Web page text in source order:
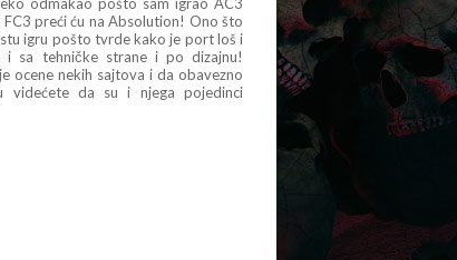
preći ću na Absolution! Ono što
igru pošto tvrde kako je port loš i
i sa tehničke strane i po dizajnu!
ocene nekih sajtova i da obavezno
videćete da su i njega pojedinci